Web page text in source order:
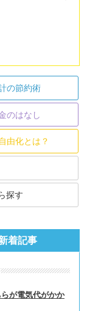
の節約術
のはなし
由化とは？
探す
が電気代がかか
着記事